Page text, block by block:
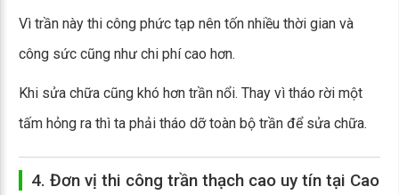
Vì trần này thi công phức tạp nên tốn nhiều thời gian và
công sức cũng như chi phí cao hơn.
Khi sửa chữa cũng khó hơn trần nổi. Thay vì tháo rời một
tấm hỏng ra thì ta phải tháo dỡ toàn bộ trần để sửa chữa.
4. Đơn vị thi công trần thạch cao uy tín tại Cao